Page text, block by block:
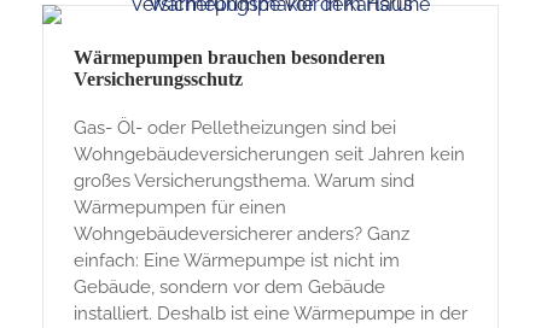
Wärmepumpen brauchen besonderen
Versicherungsschutz
Gas- Öl- oder Pelletheizungen sind bei
Wohngebäudeversicherungen seit Jahren kein
großes Versicherungsthema. Warum sind
Wärmepumpen für einen
Wohngebäudeversicherer anders? Ganz
einfach: Eine Wärmepumpe ist nicht im
Gebäude, sondern vor dem Gebäude
installiert. Deshalb ist eine Wärmepumpe in der